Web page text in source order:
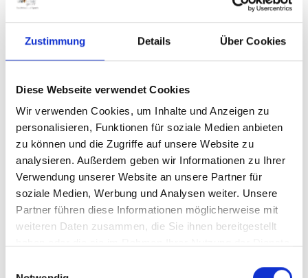
Zustimmung Details Über Cookies
Diese Webseite verwendet Cookies
Wir verwenden Cookies, um Inhalte und Anzeigen zu
personalisieren, Funktionen für soziale Medien anbieten
zu können und die Zugriffe auf unsere Website zu
analysieren. Außerdem geben wir Informationen zu Ihrer
Verwendung unserer Website an unsere Partner für
soziale Medien, Werbung und Analysen weiter. Unsere
Partner führen diese Informationen möglicherweise mit
weiteren Daten zusammen, die Sie ihnen bereitgestellt
Product number:43003
Description
Have you often wondered how strong your serve is
in tennis, your tee shot in golf or your kicking
power in soccer? Then thi… More
Reviews
Product safety information